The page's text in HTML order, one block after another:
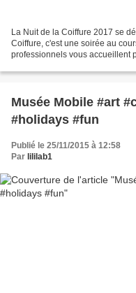
La Nuit de la Coiffure 2017 se
Coiffure, c'est une soirée au
professionnels vous accueillent
Musée Mobile #art
#holidays #fun
Publié le 25/11/2015 à 12:58
Par lililab1